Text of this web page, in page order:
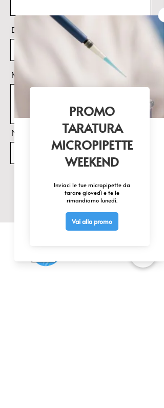
Email
Messaggio
Nome Prodotto di interesse